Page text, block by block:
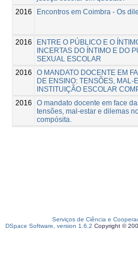
2016
Encontros em Coimbra - Os
2016
ENTRE O PÚBLICO E O
INCERTAS DO ÍNTIMO E DO
SEXUAL ESCOLAR
2016
O MANDATO DOCENTE EM
DE ENSINO: TENSÕES, MAL-
INSTITUIÇÃO ESCOLAR
2016
O mandato docente em face
tensões, mal-estar e dilemas
compósita.
Serviços de Ciência e
DSpace Software, version 1.6.2 Copyright ©